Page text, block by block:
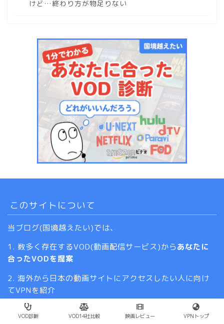
けど…終わり方が物足りない
このサイトについて
当ブログ(国境越えたい)では、
1. 数多く存在するVOD(動画配信サービス)からあなたに
合ったVODを提案
2. 海外から日本の動画サイトにアクセスしたい人に向け
てVPNを紹介
以上の2つを中心に、動画に関する情報を発信していま
す。VOD診断 VOD14社比較 映画レビュー VPNトップ